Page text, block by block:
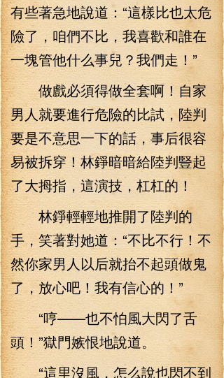
有些著急地說道：“這樣比也太危
險了，咱們不比，我喜歡和誰在
一塊管他什么事兒？我們走！”
做戲必須得做全套啊！自家
男人就要進行危險的比試，陸判
要是不意思一下的話，事后很容
易被拆穿！林錚暗暗給陸判豎起
了大拇指，這演技，杠杠的！
林錚輕輕地推開了陸判的
手，笑著對她道：“不比不行！不
然你家男人以后就抬不起頭做鬼
了，放心吧！我有信心的！”
“哼——也不怕風大閃了舌
頭！”獄門嫉恨地說道。
“這里沒風，怎么說也閃不到